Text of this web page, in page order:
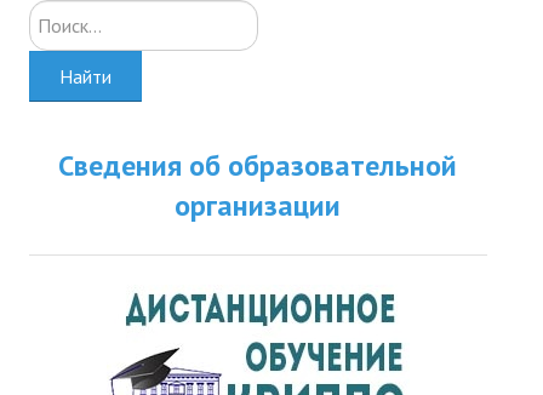
Организация УВП
ГИА
Советуем прочитать
Профессиональная переподготовка
Искать...
Найти
Сведения об образовательной
организации